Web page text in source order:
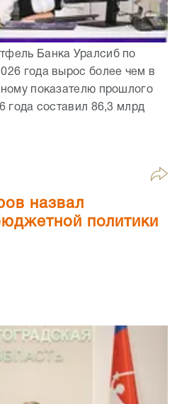
Банка Уралсиб по
года вырос более чем в
показателю прошлого
года составил 86,3 млрд
назвал
политики